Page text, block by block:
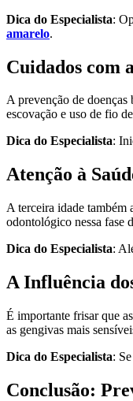
Dica do Especialista:
amarelo.
Cuidados com
A prevenção de doenças
escovação e uso de fio
Dica do Especialista:
Atenção à
A terceira idade também
odontológico nessa fase
Dica do Especialista:
A Influência
É importante frisar que
as gengivas mais
Dica do Especialista:
Conclusão: